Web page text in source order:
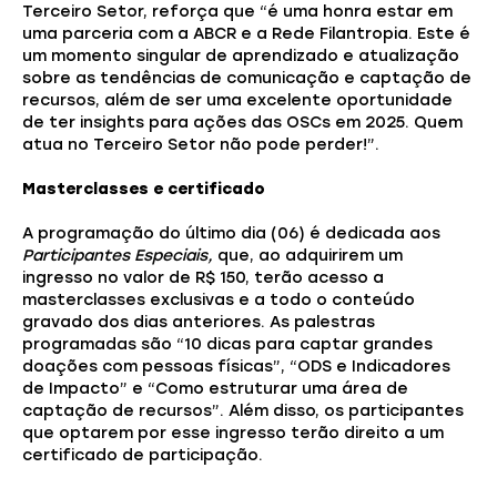
Terceiro Setor, reforça que “é uma honra estar em
uma parceria com a ABCR e a Rede Filantropia. Este é
um momento singular de aprendizado e atualização
sobre as tendências de comunicação e captação de
recursos, além de ser uma excelente oportunidade
de ter insights para ações das OSCs em 2025. Quem
atua no Terceiro Setor não pode perder!”.
Masterclasses e certificado
A programação do último dia (06) é dedicada aos
Participantes Especiais, que, ao adquirirem um
ingresso no valor de R$ 150, terão acesso a
masterclasses exclusivas e a todo o conteúdo
gravado dos dias anteriores. As palestras
programadas são “10 dicas para captar grandes
doações com pessoas físicas”, “ODS e Indicadores
de Impacto” e “Como estruturar uma área de
captação de recursos”. Além disso, os participantes
que optarem por esse ingresso terão direito a um
certificado de participação.